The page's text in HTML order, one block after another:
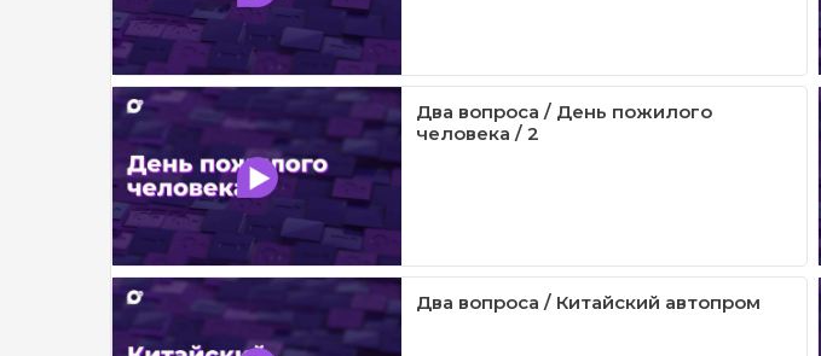
Два вопроса / День пожилого
человека / 2
Два вопроса / Китайский автопром